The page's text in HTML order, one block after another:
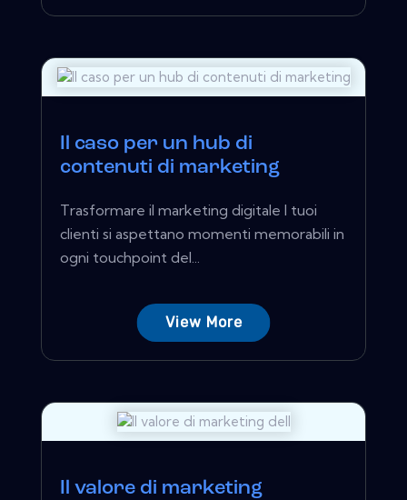
Il caso per un hub di
contenuti di marketing
Trasformare il marketing digitale I tuoi
clienti si aspettano momenti memorabili in
ogni touchpoint del...
View More
Il valore di marketing